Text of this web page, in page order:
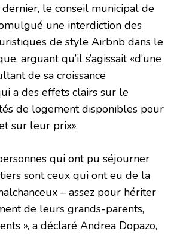
le conseil municipal de
une interdiction des
de style Airbnb dans le
arguant qu’il s’agissait «d’une
de sa croissance
a des effets clairs sur le
de logement disponibles pour
sur leur prix».
qui ont pu séjourner
sont ceux qui ont eu de la
– assez pour hériter
de leurs grands-parents,
», a déclaré Andrea Dopazo,